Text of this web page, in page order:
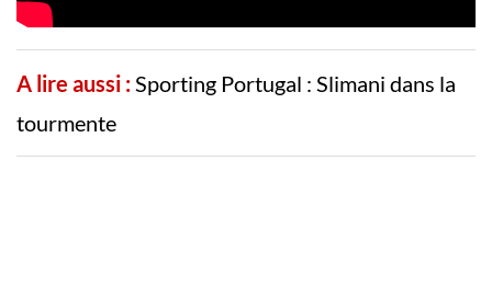
A lire aussi :Sporting Portugal : Slimani dans la
tourmente